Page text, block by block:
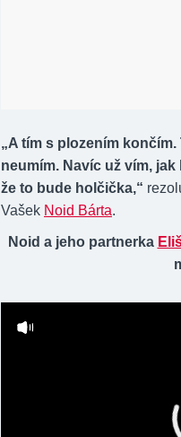
„A tím s plozením
neumím. Navíc už vím,
že to bude holčička,“
Vašek Noid Bárta.
Noid a jeho partnerka